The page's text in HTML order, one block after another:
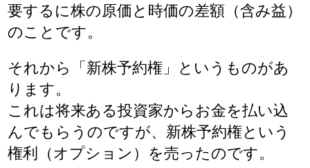
要するに株の原価と時価の差額（含み益）
のことです。
それから「新株予約権」というものがあ
ります。
これは将来ある投資家からお金を払い込
んでもらうのですが、新株予約権という
権利（オプション）を売ったのです。